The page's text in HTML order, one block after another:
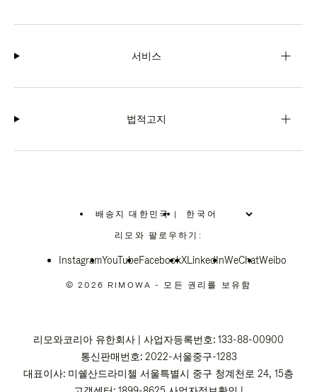
서비스
법적고지
배송지 대한민국
위
치
선
십
|
리모와 팔로우하기:
InstagramYouTubeFacebookXLinkedInWeChatWeibo
© 2026 RIMOWA - 모든 권리를 보유함
리모와코리아 유한회사 | 사업자등록번호: 133-88-00900
통신판매번호: 2022-서울중구-1283
대표이사: 미쉘산드라미첼 서울특별시 중구 청계천로 24, 15층